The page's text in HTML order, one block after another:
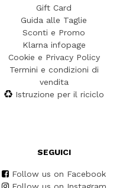
Gift Card
Guida alle Taglie
Sconti e Promo
Klarna infopage
Cookie e Privacy Policy
Termini e condizioni di
vendita
Istruzione per il riciclo
SEGUICI
Follow us on Facebook